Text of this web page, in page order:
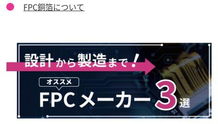
FPC銅箔について